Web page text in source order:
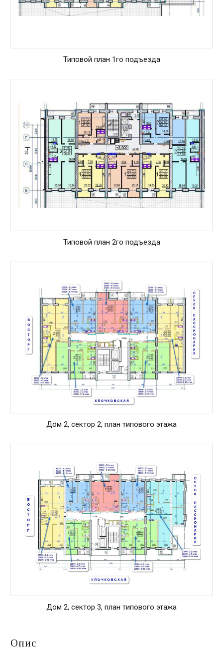
Типовой план 1го подъезда
Типовой план 2го подъезда
Дом 2, сектор 2, план типового этажа
Дом 2, сектор 3, план типового этажа
Опис